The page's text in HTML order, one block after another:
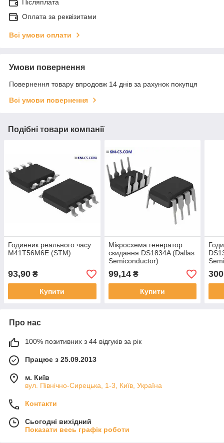
Післяплата
Оплата за реквізитами
Всі умови оплати
Умови повернення
Повернення товару впродовж 14 днів за рахунок покупця
Всі умови повернення
Подібні товари компанії
Годинник реального часу
M41T56M6E (STM)
93,90 ₴
Купити
Мікросхема генератор
скидання DS1834A (Dallas
Semiconductor)
99,14₴
Купити
300
Про нас
100% позитивних з 44 відгуків за рік
Працює з 25.09.2013
м. Київ
вул. Північно-Сирецька, 1-3, Київ, Україна
Контакти
Сьогодні вихідний
Показати весь графік роботи